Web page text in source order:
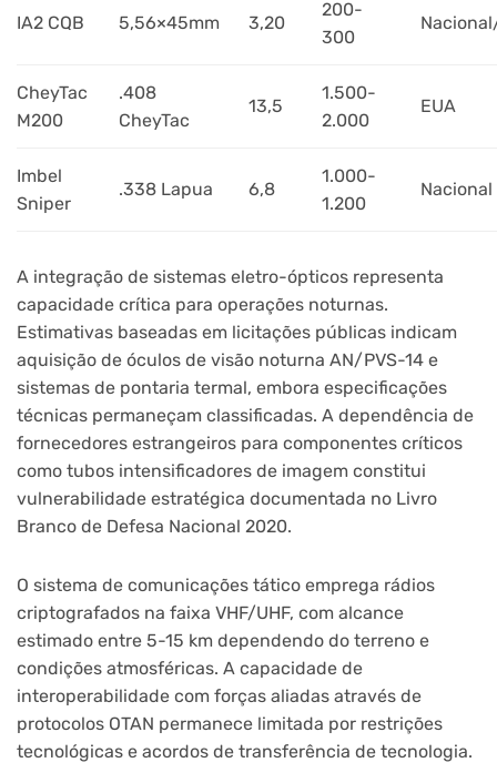
IA2 CQB 5,56×45mm 3,20
200-
300
CheyTac
M200
.408
CheyTac
13,5
1.500-
2.000
EUA
Imbel
Sniper
.338 Lapua 6,8
1.000-
1.200
Nacional
A integração de sistemas eletro-ópticos representa
capacidade crítica para operações noturnas.
Estimativas baseadas em licitações públicas indicam
aquisição de óculos de visão noturna AN/PVS-14 e
sistemas de pontaria termal, embora especificações
técnicas permaneçam classificadas. A dependência de
fornecedores estrangeiros para componentes críticos
como tubos intensificadores de imagem constitui
vulnerabilidade estratégica documentada no Livro
Branco de Defesa Nacional 2020.
O sistema de comunicações tático emprega rádios
criptografados na faixa VHF/UHF, com alcance
estimado entre 5-15 km dependendo do terreno e
condições atmosféricas. A capacidade de
interoperabilidade com forças aliadas através de
protocolos OTAN permanece limitada por restrições
tecnológicas e acordos de transferência de tecnologia.